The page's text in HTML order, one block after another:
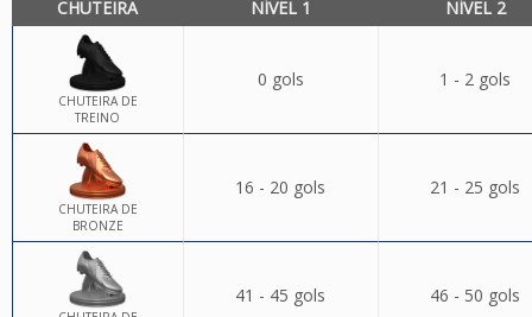
CHUTEIRA NÍVEL 1 NÍVEL 2
CHUTEIRA DE
TREINO
0 gols 1 - 2 gols
CHUTEIRA DE
BRONZE
16 - 20 gols 21 - 25 gols
41 - 45 gols 46 - 50 gols